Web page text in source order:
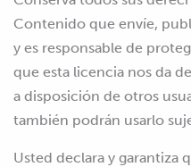
Contenido que envíe,
y es responsable de
que esta licencia nos da
a disposición de otros
también podrán usarlo
Usted declara y garantiza